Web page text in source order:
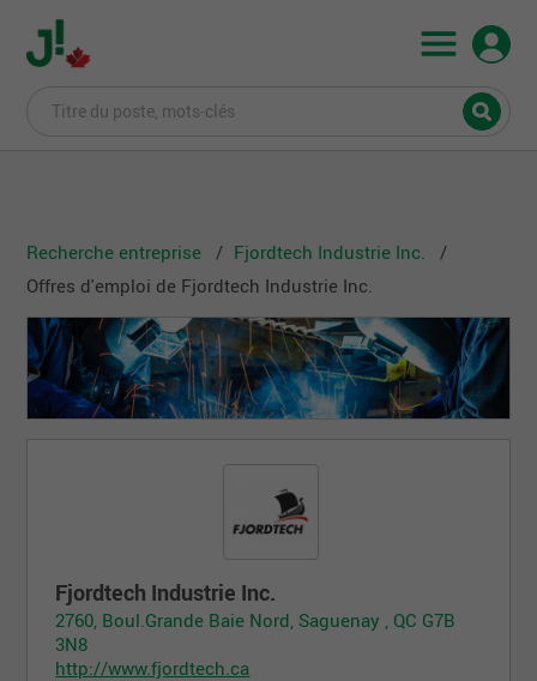
Recherche entreprise
Fjordtech Industrie Inc.
Offres d'emploi de Fjordtech Industrie Inc.
Fjordtech Industrie Inc.
2760, Boul.Grande Baie Nord, Saguenay , QC G7B
3N8
http://www.fjordtech.ca